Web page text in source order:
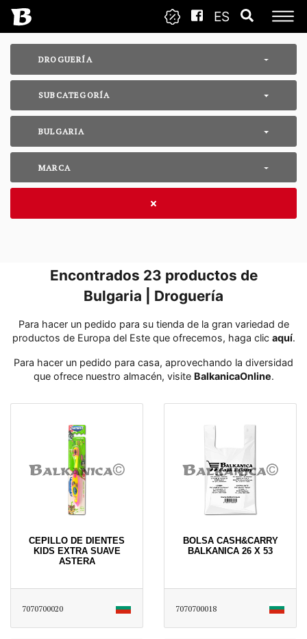
ES
DROGUERÍA
SUBCATEGORÍA
BULGARIA
MARCA
Encontrados 23 productos de
Bulgaria | Droguería
Para hacer un pedido para su tienda de la gran variedad de
productos de Europa del Este que ofrecemos, haga clic aquí․
Para hacer un pedido para casa, aprovechando la diversidad
que ofrece nuestro almacén, visite BalkanicaOnline․
CEPILLO DE DIENTES
KIDS EXTRA SUAVE
ASTERA
7070700020
BOLSA CASH&CARRY
BALKANICA 26 X 53
7070700018